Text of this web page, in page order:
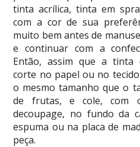
tinta acrílica, tinta em
com a cor de sua
muito bem antes de
e continuar com a
Então, assim que a tinta
corte no papel ou no
o mesmo tamanho que o
de frutas, e cole, com
decoupage, no fundo da
espuma ou na placa de
peça.